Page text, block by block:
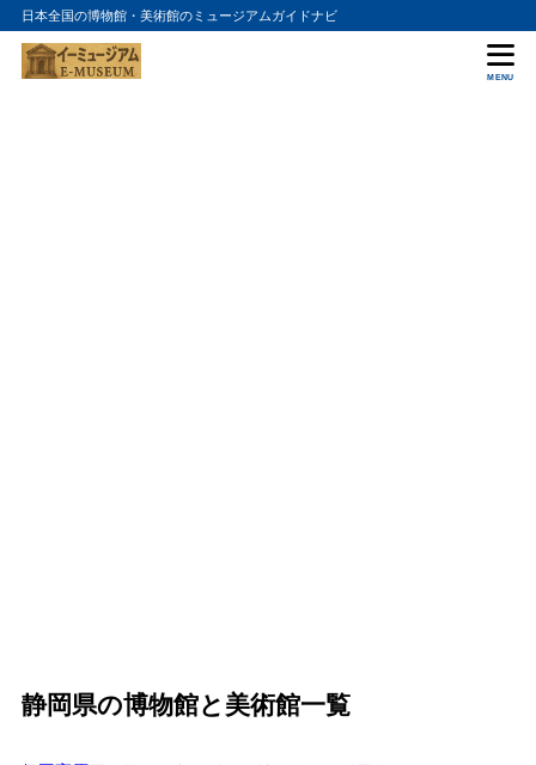
日本全国の博物館・美術館のミュージアムガイドナビ
MENU
静岡県の博物館と美術館一覧